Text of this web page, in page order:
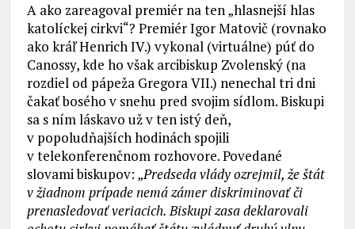
A ako zareagoval premiér na ten „hlasnejší hlas
katolíckej cirkvi“? Premiér Igor Matovič (rovnako
ako kráľ Henrich IV.) vykonal (virtuálne) púť do
Canossy, kde ho však arcibiskup Zvolenský (na
rozdiel od pápeža Gregora VII.) nenechal tri dni
čakať bosého v snehu pred svojim sídlom. Biskupi
sa s ním láskavo už v ten istý deň,
v popoludňajších hodinách spojili
v telekonferenčnom rozhovore. Povedané
slovami biskupov: „Predseda vlády ozrejmil, že štát
v žiadnom prípade nemá zámer diskriminovať či
prenasledovať veriacich. Biskupi zasa deklarovali